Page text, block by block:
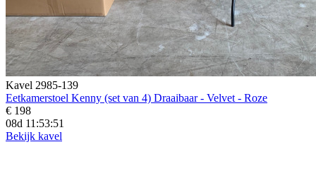
Kavel 2985-139
Eetkamerstoel Kenny (set van 4) Draaibaar - Velvet - Roze
€ 198
08d 11:53:50
Bekijk kavel